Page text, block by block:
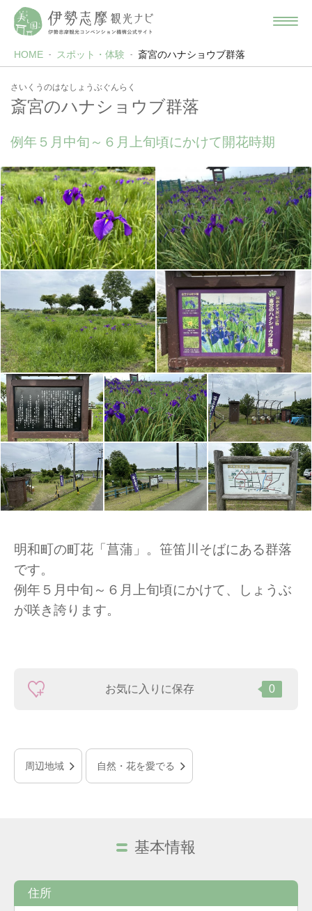
HOME スポット・体験 斎宮のハナショウブ群落
さいくうのはなしょうぶぐんらく
斎宮のハナショウブ群落
例年５月中旬～６月上旬頃にかけて開花時期
明和町の町花「菖蒲」。笹笛川そばにある群落
です。
例年５月中旬～６月上旬頃にかけて、しょうぶ
が咲き誇ります。
お気に入りに保存 0
周辺地域 自然・花を愛でる
基本情報
住所